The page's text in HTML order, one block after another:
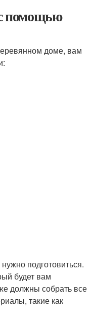
помощью
доме, вам
подготовиться.
будет вам
должны собрать все
такие как